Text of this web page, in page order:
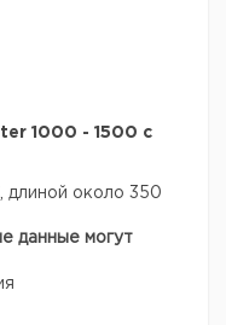
1000 - 1500 с
длиной около 350
данные могут